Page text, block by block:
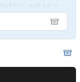
saj se z